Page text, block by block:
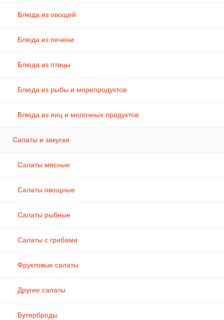
Блюда из овощей
Блюда из печени
Блюда из птицы
Блюда из рыбы и морепродуктов
Блюда из яиц и молочных продуктов
Салаты и закуски
Салаты мясные
Салаты овощные
Салаты рыбные
Салаты с грибами
Фруктовые салаты
Другие салаты
Бутерброды